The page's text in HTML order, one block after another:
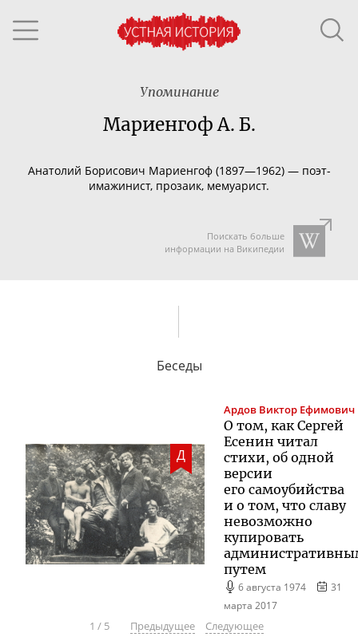
Упоминание
Мариенгоф А. Б.
Анатолий Борисович Мариенгоф (1897—1962) — поэт-
имажинист, прозаик, мемуарист.
Поискать больше
информации на Википедии
Беседы
Д
Ардов Виктор Ефимович
О том, как Сергей
Есенин читал
стихи, об одной
версии
его самоубийства
и о том, что славу
невозможно
купировать
путем
6 августа 1974
31
марта 2017
1 / 5 Предыдущее
Следующее